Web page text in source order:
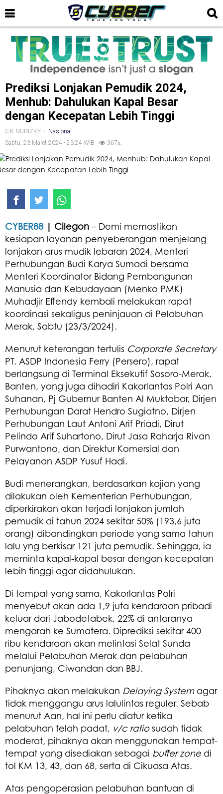
Prediksi Lonjakan Pemudik 2024,
Menhub: Dahulukan Kapal Besar
dengan Kecepatan Lebih Tinggi
S.K NURIZKY - Nasional
Sabtu, 23 Maret 2024 - 23:24 WIB
367x
CYBER88 | Cilegon– Demi memastikan
kesiapan layanan penyeberangan menjelang
lonjakan arus mudik lebaran 2024, Menteri
Perhubungan Budi Karya Sumadi bersama
Menteri Koordinator Bidang Pembangunan
Manusia dan Kebudayaan (Menko PMK)
Muhadjir Effendy kembali melakukan rapat
koordinasi sekaligus peninjauan di Pelabuhan
Merak, Sabtu (23/3/2024).
Menurut keterangan tertulis Corporate Secretary
PT. ASDP Indonesia Ferry (Persero), rapat
berlangsung di Terminal Eksekutif Sosoro-Merak,
Banten, yang juga dihadiri Kakorlantas Polri Aan
Suhanan, Pj Gubernur Banten Al Muktabar, Dirjen
Perhubungan Darat Hendro Sugiatno, Dirjen
Perhubungan Laut Antoni Arif Priadi, Dirut
Pelindo Arif Suhartono, Dirut Jasa Raharja Rivan
Purwantono, dan Direktur Komersial dan
Pelayanan ASDP Yusuf Hadi.
Budi menerangkan, berdasarkan kajian yang
dilakukan oleh Kementerian Perhubungan,
diperkirakan akan terjadi lonjakan jumlah
pemudik di tahun 2024 sekitar 50% (193,6 juta
orang) dibandingkan periode yang sama tahun
lalu yng berkisar 121 juta pemudik. Sehingga, ia
meminta kapal-kapal besar dengan kecepatan
lebih tinggi agar didahulukan.
Di tempat yang sama, Kakorlantas Polri
menyebut akan ada 1,9 juta kendaraan pribadi
keluar dari Jabodetabek, 22% di antaranya
mengarah ke Sumatera. Diprediksi sekitar 400
ribu kendaraan akan melintasi Selat Sunda
melalui Pelabuhan Merak dan pelabuhan
penunjang, Ciwandan dan BBJ.
Pihaknya akan melakukan Delaying Systemagar
tidak menggangu arus lalulintas reguler. Sebab
menurut Aan, hal ini perlu diatur ketika
pelabuhan telah padat, v/c ratiosudah tidak
moderat, pihaknya akan menggunakan tempat-
tempat yang disediakan sebagai buffer zone di
tol KM 13, 43, dan 68, serta di Cikuasa Atas.
Atas pengoperasian pelabuhan bantuan di